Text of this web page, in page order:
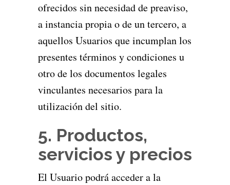
ofrecidos sin necesidad de preaviso,
a instancia propia o de un tercero, a
aquellos Usuarios que incumplan los
presentes términos y condiciones u
otro de los documentos legales
vinculantes necesarios para la
utilización del sitio.
5. Productos,
servicios y precios
El Usuario podrá acceder a la